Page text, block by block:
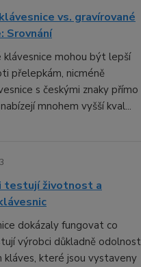
vs. gravírované
Srovnání
klávesnice mohou být lepší
přelepkám, nicméně
s českými znaky přímo
mnohem vyšší kval...
testují životnost a
dokázaly fungovat co
výrobci důkladně odolnost
kláves, které jsou vystaveny